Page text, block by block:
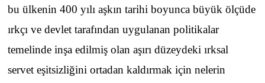
bu ülkenin 400 yılı aşkın tarihi boyunca büyük ölçüde
ırkçı ve devlet tarafından uygulanan politikalar
temelinde inşa edilmiş olan aşırı düzeydeki ırksal
servet eşitsizliğini ortadan kaldırmak için nelerin